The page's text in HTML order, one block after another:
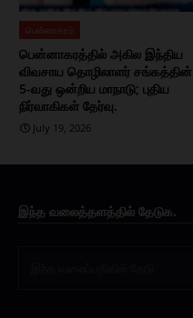
பென்னாகரம்
பென்னாகரத்தில் அகில இந்திய
விவசாய தொழிலாளர் சங்கத்தின்
5-வது ஒன்றிய மாநாடு; புதிய
நிர்வாகிகள் தேர்வு.
July 19, 2026
இந்த வலைத்தளத்தில் தேடுக.